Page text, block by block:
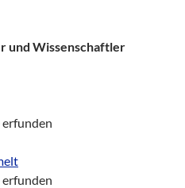
und Wissenschaftler